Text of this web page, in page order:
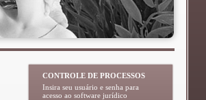
CONTROLE DE PROCESSOS
Insira seu usuário e senha para
acesso ao software jurídico